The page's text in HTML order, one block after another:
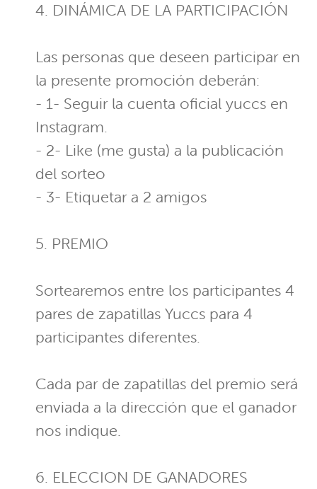
4. DINÁMICA DE LA PARTICIPACIÓN
Las personas que deseen participar en
la presente promoción deberán:
- 1- Seguir la cuenta oficial yuccs en
Instagram.
- 2- Like (me gusta) a la publicación
del sorteo
- 3- Etiquetar a 2 amigos
5. PREMIO
Sortearemos entre los participantes 4
pares de zapatillas Yuccs para 4
participantes diferentes.
Cada par de zapatillas del premio será
enviada a la dirección que el ganador
nos indique.
6. ELECCION DE GANADORES